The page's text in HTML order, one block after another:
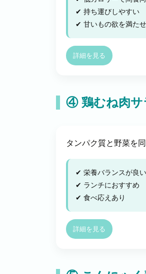
✔ 持ち運びしやすい
✔ 甘いもの欲を満た
詳細を見る
④ 鶏むね肉サ
タンパク質と野菜を
✔ 栄養バランスが良い
✔ ランチにおすすめ
✔ 食べ応えあり
詳細を見る